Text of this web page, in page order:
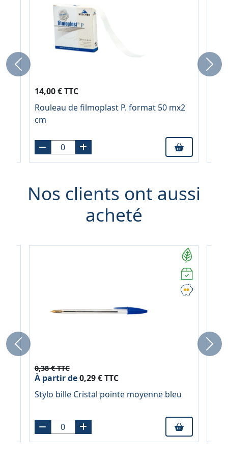
14,00 € TTC
Rouleau de filmoplast P. format 50 mx2
cm
Previous Next
Nos clients ont aussi
acheté
0,38 € TTC
À partir de0,29 € TTC
Stylo bille Cristal pointe moyenne bleu
Previous Next